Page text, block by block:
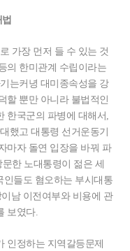
가장 먼저 들 수 있는 것
의 한미관계 수립이라는
는커녕 대미종속성을 강
할 뿐만 아니라 불법적인
한국군의 파병에 대해서,
했고 대통령 선거운동기
마자 돌연 입장을 바꿔 파
한 노대통령이 젊은 세
인들도 혐오하는 부시대통
남 이전여부와 비용에 관
보였다.
인정하는 지역갈등문제